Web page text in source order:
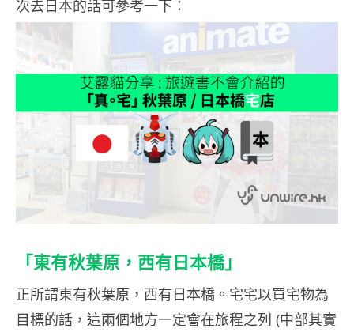
次去日本的話可參考一下：
「東有秋葉原，西有日本橋」
正所謂東有秋葉原，西有日本橋。宅宅以買宅物為
目標的話，這兩個地方一定會在旅程之列 (中部其實